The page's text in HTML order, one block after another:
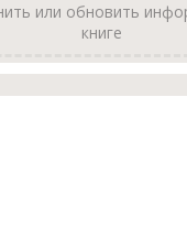
или обновить
книге